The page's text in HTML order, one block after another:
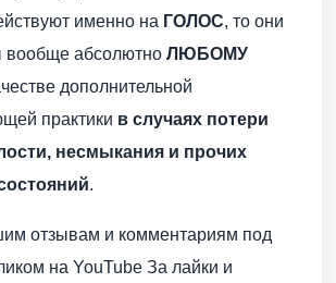
именно на ГОЛОС, то они
вообще абсолютно ЛЮБОМУ
дополнительной
практики в случаях потери
несмыкания и прочих
.
отзывам и комментариям под
на YouTube За лайки и